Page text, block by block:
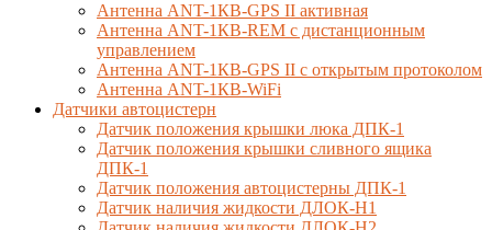
Антенна ANT-1КВ-GPS II активная
Антенна ANT-1КВ-REM c дистанционным
управлением
Антенна ANT-1КВ-GPS II с открытым протоколом
Антенна ANT-1КВ-WiFi
Датчики автоцистерн
Датчик положения крышки люка ДПК-1
Датчик положения крышки сливного ящика
ДПК-1
Датчик положения автоцистерны ДПК-1
Датчик наличия жидкости ДЛОК-Н1